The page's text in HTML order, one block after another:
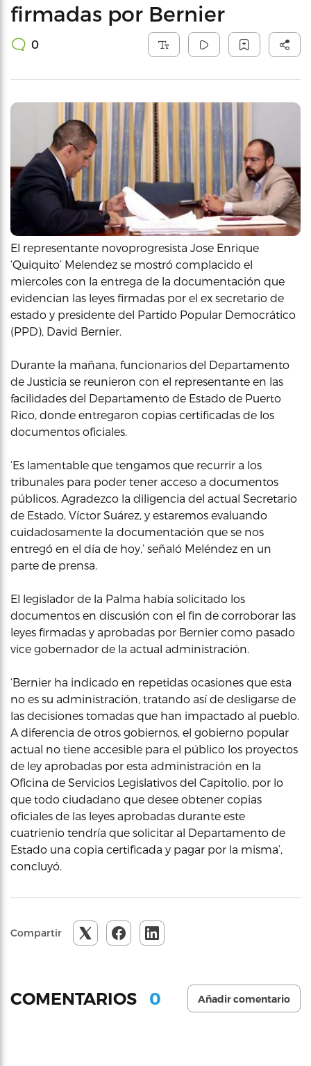
firmadas por Bernier
0
El representante novoprogresista Jose Enrique
‘Quiquito’ Melendez se mostró complacido el
miercoles con la entrega de la documentación que
evidencian las leyes firmadas por el ex secretario de
estado y presidente del Partido Popular Democrático
(PPD), David Bernier.
Durante la mañana, funcionarios del Departamento
de Justicia se reunieron con el representante en las
facilidades del Departamento de Estado de Puerto
Rico, donde entregaron copias certificadas de los
documentos oficiales.
‘Es lamentable que tengamos que recurrir a los
tribunales para poder tener acceso a documentos
públicos. Agradezco la diligencia del actual Secretario
de Estado, Víctor Suárez, y estaremos evaluando
cuidadosamente la documentación que se nos
entregó en el día de hoy,’ señaló Meléndez en un
parte de prensa.
El legislador de la Palma había solicitado los
documentos en discusión con el fin de corroborar las
leyes firmadas y aprobadas por Bernier como pasado
vice gobernador de la actual administración.
‘Bernier ha indicado en repetidas ocasiones que esta
no es su administración, tratando así de desligarse de
las decisiones tomadas que han impactado al pueblo.
A diferencia de otros gobiernos, el gobierno popular
actual no tiene accesible para el público los proyectos
de ley aprobadas por esta administración en la
Oficina de Servicios Legislativos del Capitolio, por lo
que todo ciudadano que desee obtener copias
oficiales de las leyes aprobadas durante este
cuatrienio tendría que solicitar al Departamento de
Estado una copia certificada y pagar por la misma’,
concluyó.
Compartir
COMENTARIOS 0 Añadir comentario